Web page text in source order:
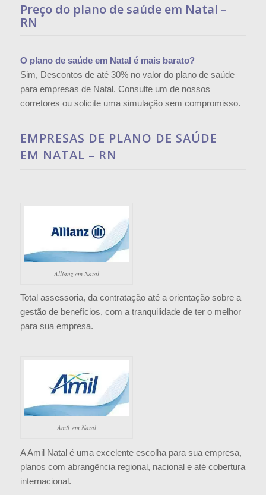
Preço do plano de saúde em Natal –
RN
O plano de saúde em Natal é mais barato?
Sim, Descontos de até 30% no valor do plano de saúde
para empresas de Natal. Consulte um de nossos
corretores ou solicite uma simulação sem compromisso.
EMPRESAS DE PLANO DE SAÚDE
EM NATAL – RN
Allianz em Natal
Total assessoria, da contratação até a orientação sobre a
gestão de benefícios, com a tranquilidade de ter o melhor
para sua empresa.
Amil em Natal
A Amil Natal é uma excelente escolha para sua empresa,
planos com abrangência regional, nacional e até cobertura
internacional.